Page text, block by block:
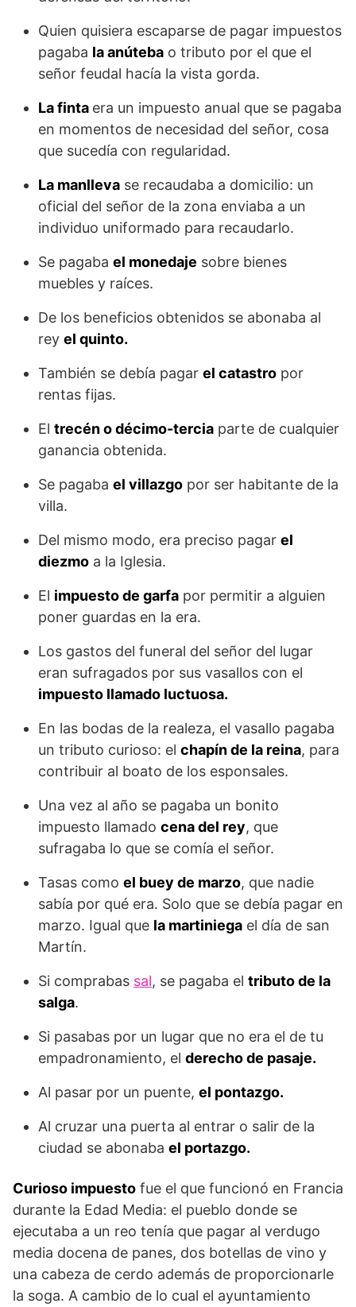
Quien quisiera escaparse de pagar impuestos
pagaba la anúteba o tributo por el que el
señor feudal hacía la vista gorda.
La finta era un impuesto anual que se pagaba
en momentos de necesidad del señor, cosa
que sucedía con regularidad.
La manlleva se recaudaba a domicilio: un
oficial del señor de la zona enviaba a un
individuo uniformado para recaudarlo.
Se pagaba el monedaje sobre bienes
muebles y raíces.
De los beneficios obtenidos se abonaba al
rey el quinto.
También se debía pagar el catastro por
rentas fijas.
El trecén o décimo-tercia parte de cualquier
ganancia obtenida.
Se pagaba el villazgo por ser habitante de la
villa.
Del mismo modo, era preciso pagar el
diezmo a la Iglesia.
El impuesto de garfa por permitir a alguien
poner guardas en la era.
Los gastos del funeral del señor del lugar
eran sufragados por sus vasallos con el
impuesto llamado luctuosa.
En las bodas de la realeza, el vasallo pagaba
un tributo curioso: el chapín de la reina, para
contribuir al boato de los esponsales.
Una vez al año se pagaba un bonito
impuesto llamado cena del rey, que
sufragaba lo que se comía el señor.
Tasas como el buey de marzo, que nadie
sabía por qué era. Solo que se debía pagar en
marzo. Igual que la martiniega el día de san
Martín.
Si comprabas sal, se pagaba el tributo de la
salga.
Si pasabas por un lugar que no era el de tu
empadronamiento, el derecho de pasaje.
Al pasar por un puente, el pontazgo.
Al cruzar una puerta al entrar o salir de la
ciudad se abonaba el portazgo.
Curioso impuesto fue el que funcionó en Francia
durante la Edad Media: el pueblo donde se
ejecutaba a un reo tenía que pagar al verdugo
media docena de panes, dos botellas de vino y
una cabeza de cerdo además de proporcionarle
la soga. A cambio de lo cual el ayuntamiento